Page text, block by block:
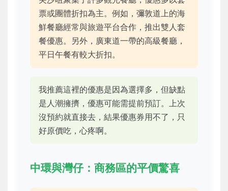
票或團體折扣為主。例如，彌敦道上的海
鮮餐廳經常與旅遊平台合作，推出雙人套
餐優惠。另外，廣東道一帶的高級餐廳，
平日午餐有較大折扣。
我推薦這裡的優惠是因為選擇多，但缺點
是人潮擁擠，優惠可能需提前預訂。上次
沒預約就直接去，結果優惠券用不了，只
好原價吃，心疼啊。
中環與灣仔：商務區的平價驚喜